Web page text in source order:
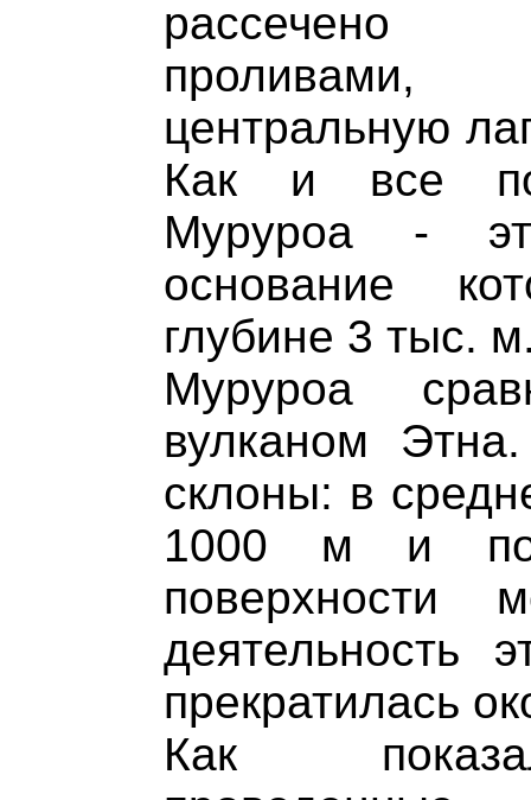
рассечено
центральную
Как и все
Муруроа -
основание
глубине 3 тыс.
Муруроа
вулканом
склоны: в
1000 м и
поверхности
деятельность
прекратилась
Как